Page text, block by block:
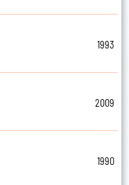
1993
2009
1990